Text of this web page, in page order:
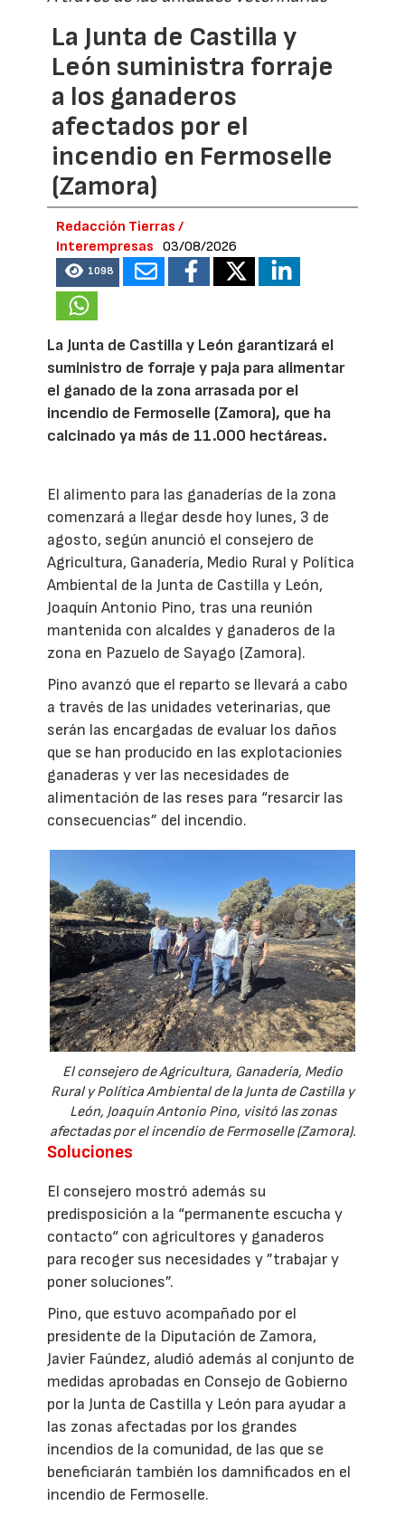
La Junta de Castilla y
León suministra forraje
a los ganaderos
afectados por el
incendio en Fermoselle
(Zamora)
Redacción Tierras /
Interempresas
03/08/2026
1098
La Junta de Castilla y León garantizará el
suministro de forraje y paja para alimentar
el ganado de la zona arrasada por el
incendio de Fermoselle (Zamora), que ha
calcinado ya más de 11.000 hectáreas.
El alimento para las ganaderías de la zona
comenzará a llegar desde hoy lunes, 3 de
agosto, según anunció el consejero de
Agricultura, Ganadería, Medio Rural y Política
Ambiental de la Junta de Castilla y León,
Joaquín Antonio Pino, tras una reunión
mantenida con alcaldes y ganaderos de la
zona en Pazuelo de Sayago (Zamora).
Pino avanzó que el reparto se llevará a cabo
a través de las unidades veterinarias, que
serán las encargadas de evaluar los daños
que se han producido en las explotacionies
ganaderas y ver las necesidades de
alimentación de las reses para “resarcir las
consecuencias” del incendio.
El consejero de Agricultura, Ganadería, Medio
Rural y Política Ambiental de la Junta de Castilla y
León, Joaquín Antonio Pino, visitó las zonas
afectadas por el incendio de Fermoselle (Zamora).
Soluciones
El consejero mostró además su
predisposición a la “permanente escucha y
contacto“ con agricultores y ganaderos
para recoger sus necesidades y ”trabajar y
poner soluciones”.
Pino, que estuvo acompañado por el
presidente de la Diputación de Zamora,
Javier Faúndez, aludió además al conjunto de
medidas aprobadas en Consejo de Gobierno
por la Junta de Castilla y León para ayudar a
las zonas afectadas por los grandes
incendios de la comunidad, de las que se
beneficiarán también los damnificados en el
incendio de Fermoselle.